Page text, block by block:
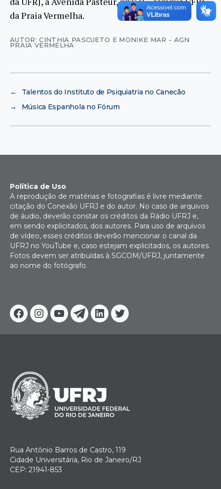
da Praia Vermelha.
AUTOR: CINTHIA PASCUETO E MONIKE MAR - AGN
PRAIA VERMELHA
←
Talentos do Instituto de Psiquiatria no Canecão
→
Música Espanhola no Fórum
Facebook
Instagram
YoutubeTelegram
Linkedin
Twitter
Política de Uso
A reprodução de matérias e fotografias é livre mediante
citação do Conexão UFRJ e do autor. No caso de arquivos
de áudio, deverão constar os créditos da Rádio UFRJ e,
em sendo explicitados, dos autores. Para uso de arquivos
de vídeo, esses créditos deverão mencionar o canal da
UFRJ no YouTube e, caso estejam explicitados, os autores.
Fotos devem ser atribuídas à SGCOM/UFRJ, juntamente
ao nome do fotógrafo.
Rua Antônio Barros de Castro, 119
Cidade Universitária, Rio de Janeiro/RJ
CEP: 21941-853